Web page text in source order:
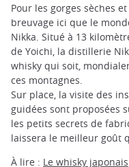
Pour les gorges sèches
breuvage ici que le
Nikka. Situé à 13
de Yoichi, la distillerie
whisky qui soit,
ces montagnes.
Sur place, la visite des
guidées sont proposées
les petits secrets de
laissera le meilleur goût
À lire : Le whisky japonais